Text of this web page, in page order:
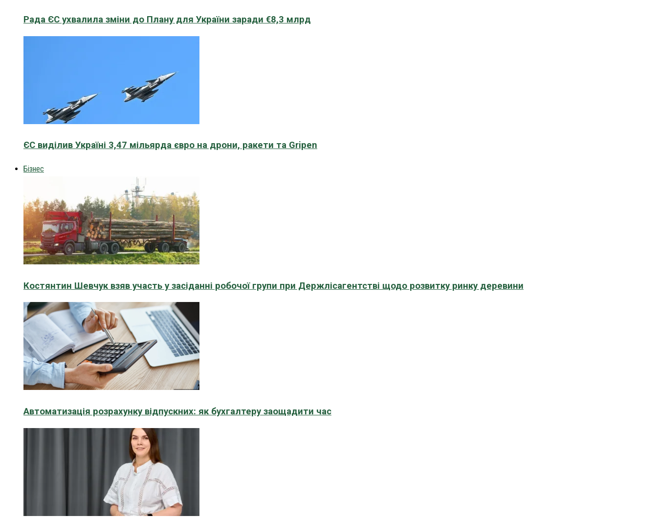
Рада ЄС ухвалила зміни до Плану для України заради €8,3 млрд
ЄС виділив Україні 3,47 мільярда євро на дрони, ракети та Gripen
Бізнес
Костянтин Шевчук взяв участь у засіданні робочої групи при Держлісагентстві щодо розвитку ринку деревини
Автоматизація розрахунку відпускних: як бухгалтеру заощадити час